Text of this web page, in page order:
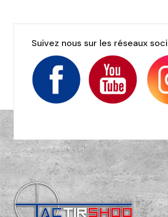
Suivez nous sur les réseaux